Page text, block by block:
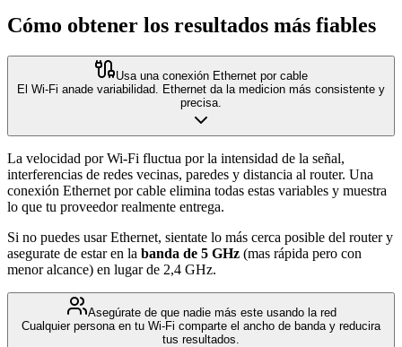
Cómo obtener los resultados más fiables
Usa una conexión Ethernet por cable
El Wi-Fi anade variabilidad. Ethernet da la medicion más consistente y
precisa.
La velocidad por Wi-Fi fluctua por la intensidad de la señal,
interferencias de redes vecinas, paredes y distancia al router. Una
conexión Ethernet por cable elimina todas estas variables y muestra
lo que tu proveedor realmente entrega.
Si no puedes usar Ethernet, sientate lo más cerca posible del router y
asegurate de estar en la banda de 5 GHz (mas rápida pero con
menor alcance) en lugar de 2,4 GHz.
Asegúrate de que nadie más este usando la red
Cualquier persona en tu Wi-Fi comparte el ancho de banda y reducira
tus resultados.